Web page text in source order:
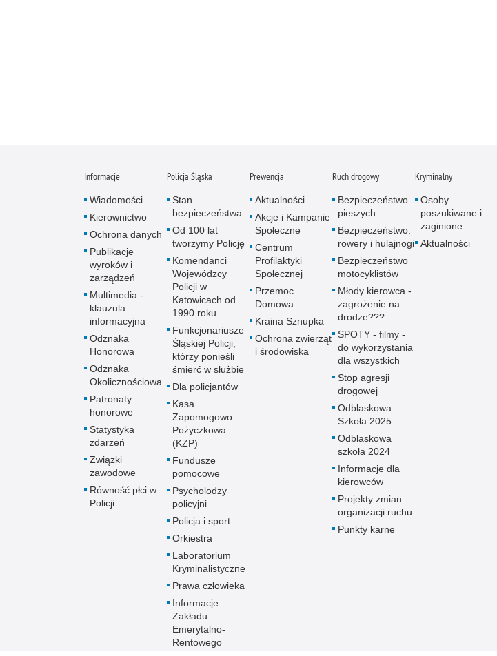
Informacje
Wiadomości
Kierownictwo
Ochrona danych
Publikacje
wyroków i
zarządzeń
Multimedia -
klauzula
informacyjna
Odznaka
Honorowa
Odznaka
Okolicznościowa
Patronaty
honorowe
Statystyka
zdarzeń
Związki
zawodowe
Równość płci w
Policji
Policja Śląska
Stan
bezpieczeństwa
Od 100 lat
tworzymy Policję
Komendanci
Wojewódzcy
Policji w
Katowicach od
1990 roku
Funkcjonariusze
Śląskiej Policji,
którzy ponieśli
śmierć w służbie
Dla policjantów
Kasa
Zapomogowo
Pożyczkowa
(KZP)
Fundusze
pomocowe
Psycholodzy
policyjni
Policja i sport
Orkiestra
Laboratorium
Kryminalistyczne
Prawa człowieka
Informacje
Zakładu
Emerytalno-
Rentowego
Prewencja
Aktualności
Akcje i Kampanie
Społeczne
Centrum
Profilaktyki
Społecznej
Przemoc
Domowa
Kraina Sznupka
Ochrona zwierząt
i środowiska
Ruch drogowy
Bezpieczeństwo
pieszych
Bezpieczeństwo:
rowery i hulajnogi
Bezpieczeństwo
motocyklistów
Młody kierowca -
zagrożenie na
drodze???
SPOTY - filmy -
do wykorzystania
dla wszystkich
Stop agresji
drogowej
Odblaskowa
Szkoła 2025
Odblaskowa
szkoła 2024
Informacje dla
kierowców
Projekty zmian
organizacji ruchu
Punkty karne
Kryminalny
Osoby
poszukiwane i
zaginione
Aktualności